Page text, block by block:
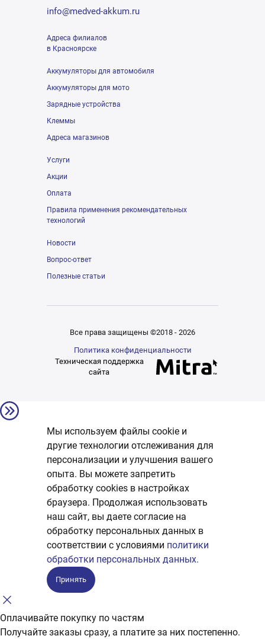
info@medved-akkum.ru
Адреса филиалов
в Красноярске
Аккумуляторы для автомобиля
Аккумуляторы для мото
Зарядные устройства
Клеммы
Адреса магазинов
Услуги
Акции
Оплата
Правила применения рекомендательных
технологий
Новости
Вопрос-ответ
Полезные статьи
Все права защищены ©2018 - 2026
Политика конфиденциальности
Техническая поддержка
сайта
Мы используем файлы cookie и
другие технологии отслеживания для
персонализации и улучшения вашего
опыта. Вы можете запретить
обработку сookies в настройках
браузера. Продолжая использовать
наш сайт, вы даете согласие на
обработку персональных данных в
соответствии с условиями политики
обработки персональных данных.
Принять
Оплачивайте покупку по частям
Получайте заказы сразу, а платите за них постепенно.